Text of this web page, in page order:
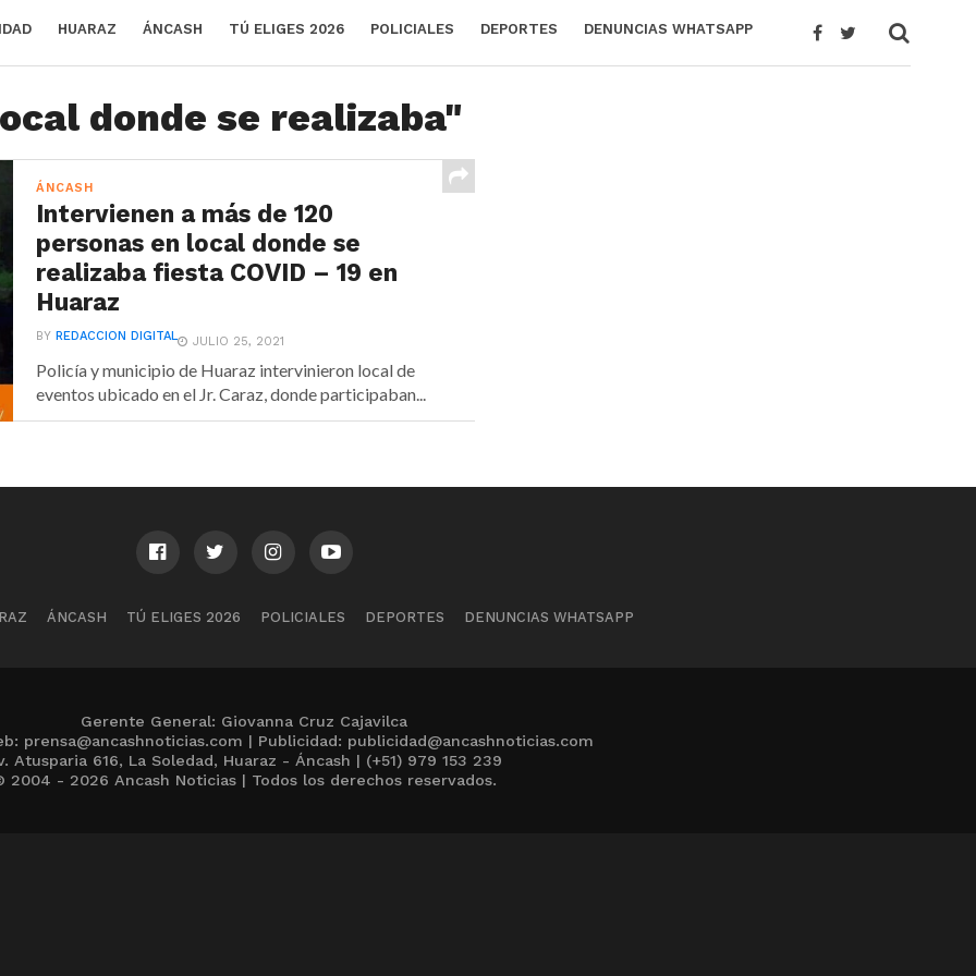
HUARAZ ÁNCASH TÚ ELIGES 2026 POLICIALES DEPORTES DENUNCIAS WHATSAPP
donde se realizaba"
ÁNCASH
Intervienen a más de 120
personas en local donde se
realizaba fiesta COVID – 19 en
Huaraz
BYREDACCION DIGITAL JULIO 25, 2021
Policía y municipio de Huaraz intervinieron local de
eventos ubicado en el Jr. Caraz, donde participaban...
ÁNCASH TÚ ELIGES 2026 POLICIALES DEPORTES DENUNCIAS WHATSAPP
Gerente General: Giovanna Cruz Cajavilca
prensa@ancashnoticias.com | Publicidad: publicidad@ancashnoticias.com
Atusparia 616, La Soledad, Huaraz - Áncash | (+51) 979 153 239
2004 - 2026 Ancash Noticias | Todos los derechos reservados.